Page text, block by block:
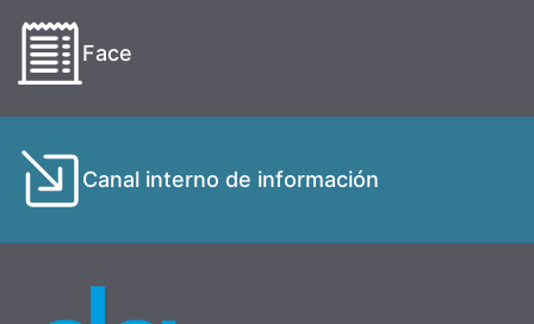
Face
Canal interno de información